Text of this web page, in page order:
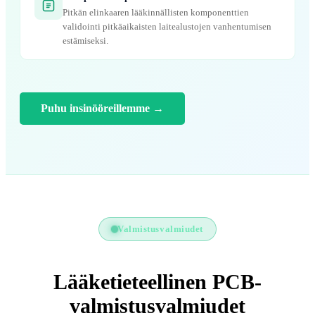
Pitkän elinkaaren lääkinnällisten komponenttien
validointi pitkäaikaisten laitealustojen vanhentumisen
estämiseksi.
Puhu insinööreillemme →
Valmistusvalmiudet
Lääketieteellinen PCB-
valmistusvalmiudet